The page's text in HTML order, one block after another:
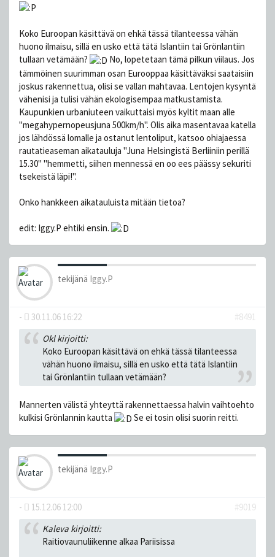
Koko Euroopan käsittävä on ehkä tässä tilanteessa vähän
huono ilmaisu, sillä en usko että tätä Islantiin tai Grönlantiin
tullaan vetämään?
No, lopetetaan tämä pilkun viilaus. Jos
tämmöinen suurimman osan Eurooppaa käsittäväksi saataisiin
joskus rakennettua, olisi se vallan mahtavaa. Lentojen kysyntä
vähenisi ja tulisi vähän ekologisempaa matkustamista.
Kaupunkien urbaniuteen vaikuttaisi myös kyltit maan alle
"megahypernopeusjuna 500km/h". Olis aika masentavaa katella
jos lähdössä lomalle ja ostanut lentoliput, katsoo ohiajaessa
rautatieaseman aikatauluja "Juna Helsingistä Berliiniin perillä
15.30" "hemmetti, siihen mennessä en oo ees päässy sekuriti
tsekeistä läpi!".
Onko hankkeen aikatauluista mitään tietoa?
edit: Iggy.P ehtiki ensin.
tekijänä Iggy.P
- 30.11.06 16:22
#8491
Okl kirjoitti:
Koko Euroopan käsittävä on ehkä tässä tilanteessa
vähän huono ilmaisu, sillä en usko että tätä Islantiin
tai Grönlantiin tullaan vetämään?
Mannerten välistä yhteyttä rakennettaessa halvin vaihtoehto
kulkisi Grönlannin kautta
Se ei tosin olisi suorin reitti.
tekijänä Iggy.P
- 15.12.06 12:00
#9019
Kaleva kirjoitti:
Raitiovaunuliikenne alkaa Pariisissa